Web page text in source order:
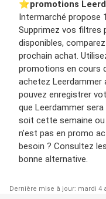
⭐️promotions
Intermarché propose
Supprimez vos filtres
disponibles,
prochain achat.
promotions en cours
achetez Leerdammer
pouvez enregistrer
que Leerdammer
soit cette semaine ou
n’est pas en promo
besoin ? Consultez
bonne alternative.
Dernière mise à jour: mardi 4